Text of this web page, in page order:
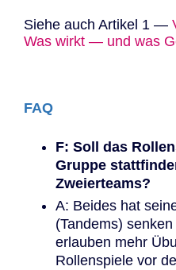
Siehe auch Artikel 1 —
Was wirkt — und was
FAQ
F: Soll das
Gruppe
Zweierteams?
A: Beides hat
(Tandems)
erlauben mehr
Rollenspiele vor